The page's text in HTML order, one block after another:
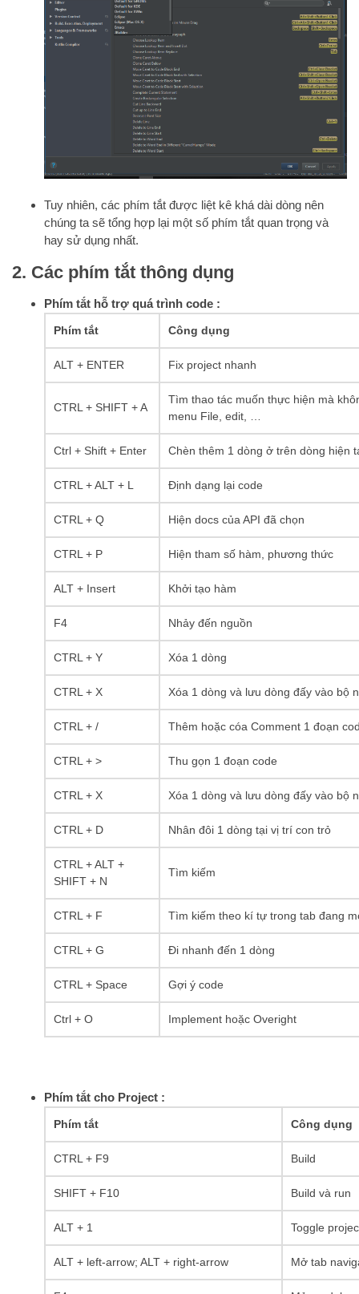
Tuy nhiên, các phím tắt được liệt kê khá dài dòng nên
chúng ta sẽ tổng hợp lại một số phím tắt quan trọng và
hay sử dụng nhất.
2. Các phím tắt thông dụng
Phím tắt hỗ trợ quá trình code :
Phím tắt Công dụng
ALT + ENTER Fix project nhanh
CTRL + SHIFT + A
Tìm thao tác muốn thực hiện mà
menu File, edit, …
Ctrl + Shift + Enter Chèn thêm 1 dòng ở trên dòng hiện
CTRL + ALT + L Định dạng lại code
CTRL + Q Hiện docs của API đã chọn
CTRL + P Hiện tham số hàm, phương thức
ALT + Insert Khởi tạo hàm
F4 Nhảy đến nguồn
CTRL + Y Xóa 1 dòng
CTRL + X Xóa 1 dòng và lưu dòng đấy vào bộ
CTRL + / Thêm hoặc cóa Comment 1 đoạn
CTRL + > Thu gọn 1 đoạn code
CTRL + X Xóa 1 dòng và lưu dòng đấy vào bộ
CTRL + D Nhân đôi 1 dòng tại vị trí con trỏ
CTRL + ALT +
SHIFT + N
Tìm kiếm
CTRL + F Tìm kiếm theo kí tự trong tab đang
CTRL + G Đi nhanh đến 1 dòng
CTRL + Space Gợi ý code
Ctrl + O Implement hoặc Overight
Phím tắt cho Project :
Phím tắt Công dụng
CTRL + F9 Build
SHIFT + F10 Build và run
ALT + 1 Toggle
ALT + left-arrow; ALT + right-arrow Mở tab